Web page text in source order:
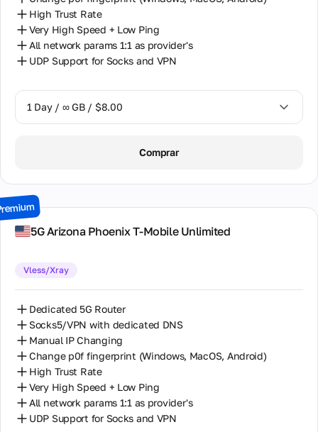
High Trust Rate
Very High Speed + Low Ping
All network params 1:1 as provider's
UDP Support for Socks and VPN
1 Day / ∞ GB / $8.00
3 Days / ∞ GB / $21.00
30 Days / ∞ GB / $162.00
Comprar
5G Arizona Phoenix T-Mobile Unlimited
Vless/Xray
Dedicated 5G Router
Socks5/VPN with dedicated DNS
Manual IP Changing
Change p0f fingerprint (Windows, MacOS, Android)
High Trust Rate
Very High Speed + Low Ping
All network params 1:1 as provider's
UDP Support for Socks and VPN